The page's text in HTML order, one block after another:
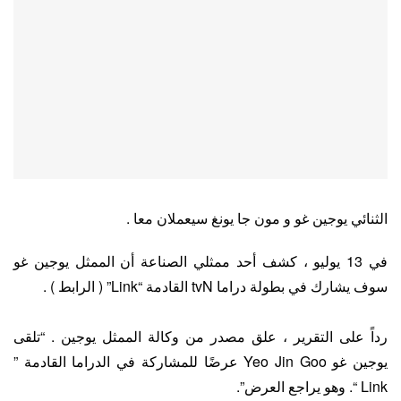
الثنائي يوجين غو و مون جا يونغ سيعملان معا .
في 13 يوليو ، كشف أحد ممثلي الصناعة أن الممثل يوجين غو
سوف يشارك في بطولة دراما tvN القادمة “Link” ( الرابط ) .
رداً على التقرير ، علق مصدر من وكالة الممثل يوجين . “تلقى
يوجين غو Yeo Jin Goo عرضًا للمشاركة في الدراما القادمة ”
Link “. وهو يراجع العرض”.